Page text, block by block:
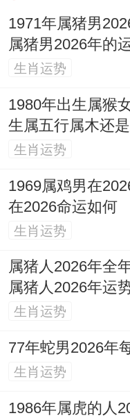
1971年属猪男
属猪男2026年的
生肖运势
1980年出生属猴
生属五行属木还
生肖运势
1969属鸡男在
在2026命运如何
生肖运势
属猪人2026年全
属猪人2026年运
生肖运势
77年蛇男2026年
生肖运势
1986年属虎的人